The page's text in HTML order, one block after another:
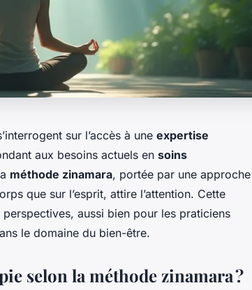
sur l’accès à une expertise
aux besoins actuels en soins
méthode zinamara, portée par une approche
que sur l’esprit, attire l’attention. Cette
aussi bien pour les praticiens
le domaine du bien-être.
selon la méthode zinamara ?